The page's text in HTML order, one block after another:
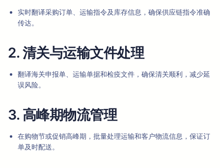
实时翻译采购订单、运输指令及库存信息，确保供应链指令准确
传达。
2. 清关与运输文件处理
翻译海关申报单、运输单据和检疫文件，确保清关顺利，减少延
误风险。
3. 高峰期物流管理
在购物节或促销高峰期，批量处理运输和客户物流信息，保证订
单及时配送。